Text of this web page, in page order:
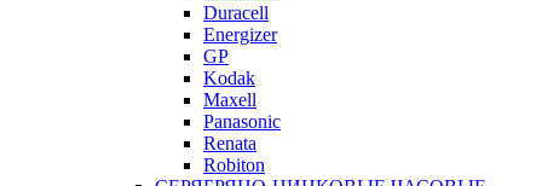
Duracell
Energizer
GP
Kodak
Maxell
Panasonic
Renata
Robiton